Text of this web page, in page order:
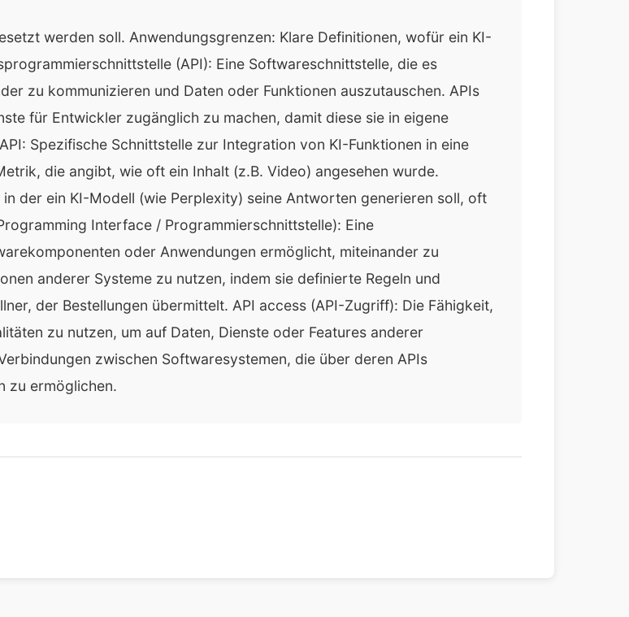
werden soll. Anwendungsgrenzen: Klare Definitionen, wofür ein KI-
(API): Eine Softwareschnittstelle, die es
zu kommunizieren und Daten oder Funktionen auszutauschen. APIs
für Entwickler zugänglich zu machen, damit diese sie in eigene
Spezifische Schnittstelle zur Integration von KI-Funktionen in eine
die angibt, wie oft ein Inhalt (z.B. Video) angesehen wurde.
der ein KI-Modell (wie Perplexity) seine Antworten generieren soll, oft
Interface / Programmierschnittstelle): Eine
oder Anwendungen ermöglicht, miteinander zu
anderer Systeme zu nutzen, indem sie definierte Regeln und
der Bestellungen übermittelt. API access (API-Zugriff): Die Fähigkeit,
zu nutzen, um auf Daten, Dienste oder Features anderer
zwischen Softwaresystemen, die über deren APIs
zu ermöglichen.